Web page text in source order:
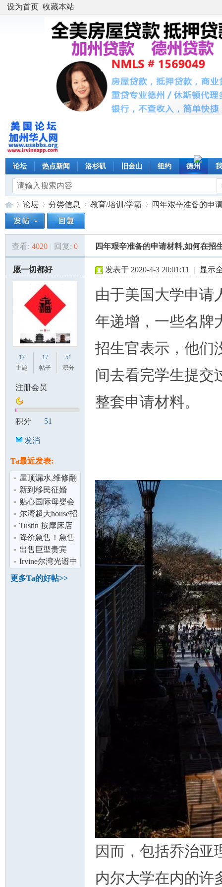
设为首页 收藏本站
论坛 热点新闻 洛杉矶 旧金山 纽约 德州
美»
论坛
›
分类信息 教育/培训/学霸
›
四年艰辛准备的申
查看: 4020 | 回复: 0 四年艰辛准备的申请材料,如何在招
愿一切都好
17
主题
17
帖子
51
积分
注册会员
积分 51
发消
Ta最近发表:
屋顶漏水,维修翻
新,水电,热水炉维
修：62683
新到移民征婚
贴心国际母婴会
所-孕妈妈最好的
选择
尔湾超大house招
收寄宿学生
Tustin 按摩床店
降价急售！急售
！橙县知名连锁
7-12岁儿童
出售巨型贵宾
Irvine尔湾光谱中
心2房2卫豪华公
寓特价招租
更多Ta的好帖>>
发表于 2020-4-3 20:01:11 | 显示
由于美国大学申请
年递增，一些名牌
招生官表示，他们
间去看完学生提交
整套申请材料。
因而，包括乔治亚
内尔大学在内的许